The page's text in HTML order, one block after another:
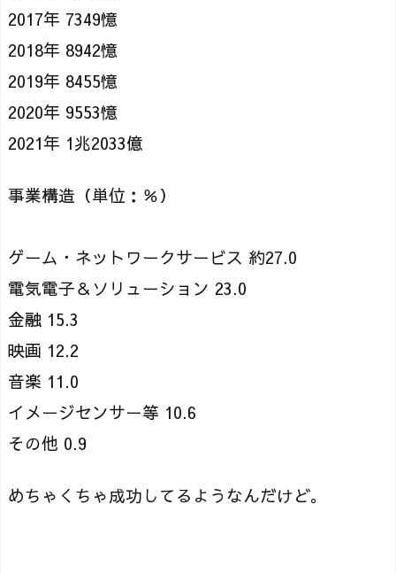
2017年 7349憶
2018年 8942憶
2019年 8455憶
2020年 9553憶
2021年 1兆2033億
事業構造（単位：％）
ゲーム・ネットワークサービス 約27.0
電気電子＆ソリューション 23.0
金融 15.3
映画 12.2
音楽 11.0
イメージセンサー等 10.6
その他 0.9
めちゃくちゃ成功してるようなんだけど。